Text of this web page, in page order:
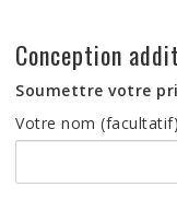
Conception
Soumettre votre
Votre nom (facultatif)